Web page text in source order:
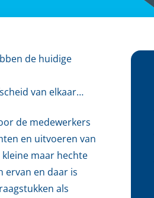
de huidige
van elkaar…
de medewerkers
en uitvoeren van
maar hechte
ervan en daar is
als